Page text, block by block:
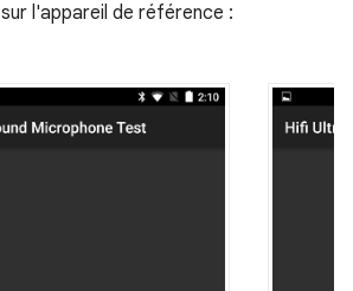
sur l'appareil de référence :